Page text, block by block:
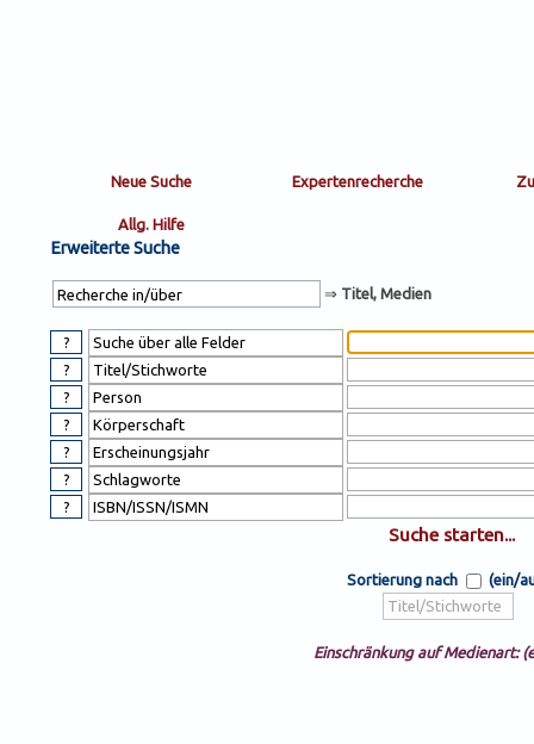
Erweiterte Suche
⇒ Titel, Medien
Sortierung nach (ein/
Einschränkung auf Medienart: